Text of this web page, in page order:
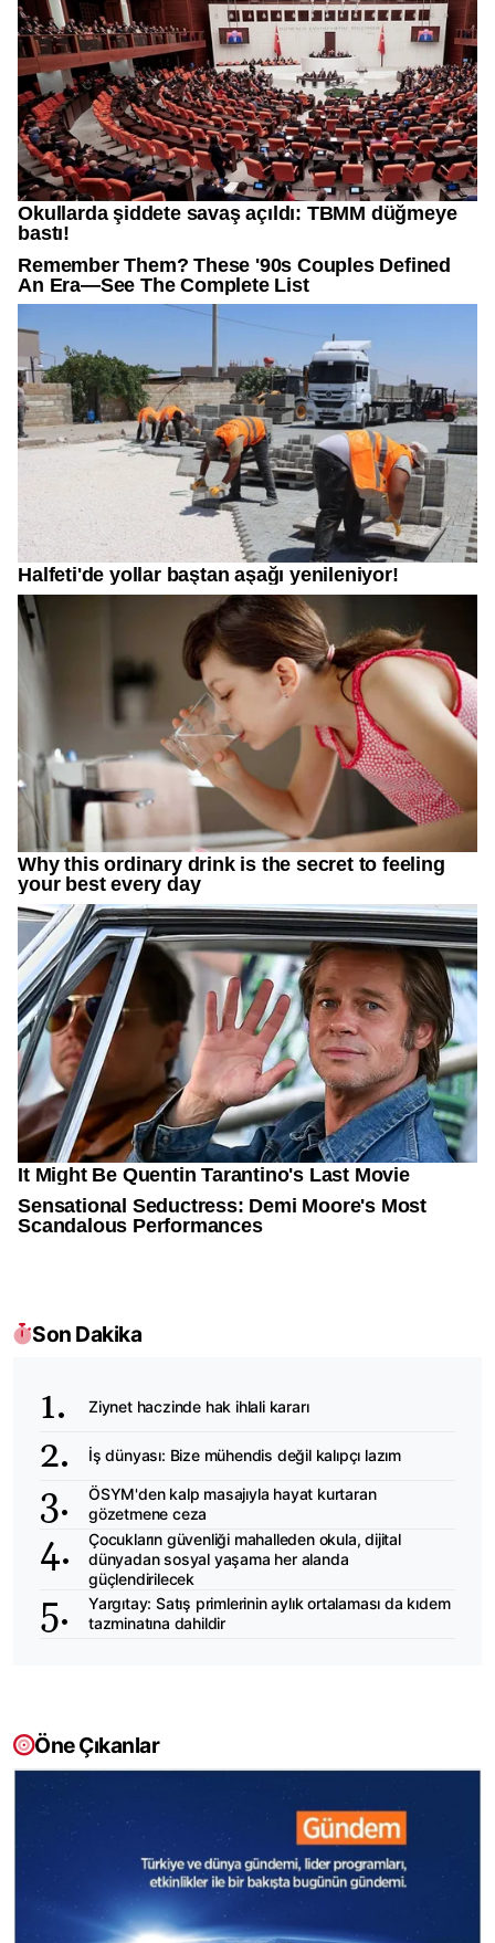
Son Dakika
Ziynet haczinde hak ihlali kararı
İş dünyası: Bize mühendis değil kalıpçı lazım
ÖSYM'den kalp masajıyla hayat kurtaran
gözetmene ceza
Çocukların güvenliği mahalleden okula, dijital
dünyadan sosyal yaşama her alanda
güçlendirilecek
Yargıtay: Satış primlerinin aylık ortalaması da kıdem
tazminatına dahildir
Öne Çıkanlar